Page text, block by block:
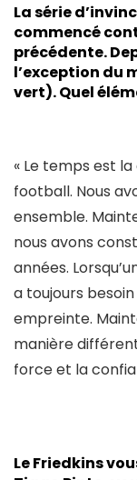
La série
commencé
précédente.
l’exception du
vert). Quel
« Le temps est
football. Nous
ensemble.
nous avons
années.
a toujours
empreinte.
manière
force et la
Le Friedkins